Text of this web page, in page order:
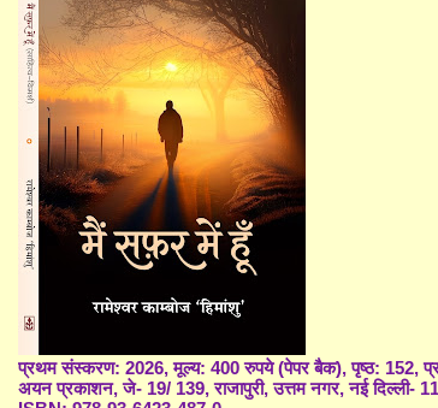
प्रथम संस्करण: 2026, मूल्य: 400 रुपये (पेपर बैक), पृष्ठ: 152,
अयन प्रकाशन, जे- 19/ 139, राजापुरी, उत्तम नगर, नई दिल्ली-